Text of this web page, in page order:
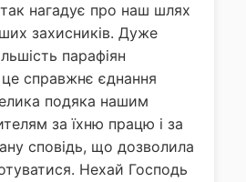
нагадує про наш шлях
захисників. Дуже
парафіян
справжнє єднання
подяка нашим
за їхню працю і за
сповідь, що дозволила
Нехай Господь